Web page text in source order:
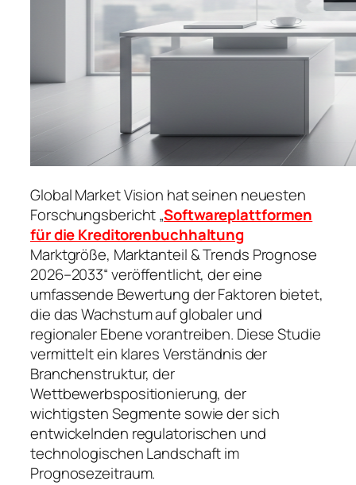
Global Market Vision hat seinen neuesten
Forschungsbericht „Softwareplattformen
für die Kreditorenbuchhaltung
Marktgröße, Marktanteil & Trends Prognose
2026–2033“ veröffentlicht, der eine
umfassende Bewertung der Faktoren bietet,
die das Wachstum auf globaler und
regionaler Ebene vorantreiben. Diese Studie
vermittelt ein klares Verständnis der
Branchenstruktur, der
Wettbewerbspositionierung, der
wichtigsten Segmente sowie der sich
entwickelnden regulatorischen und
technologischen Landschaft im
Prognosezeitraum.